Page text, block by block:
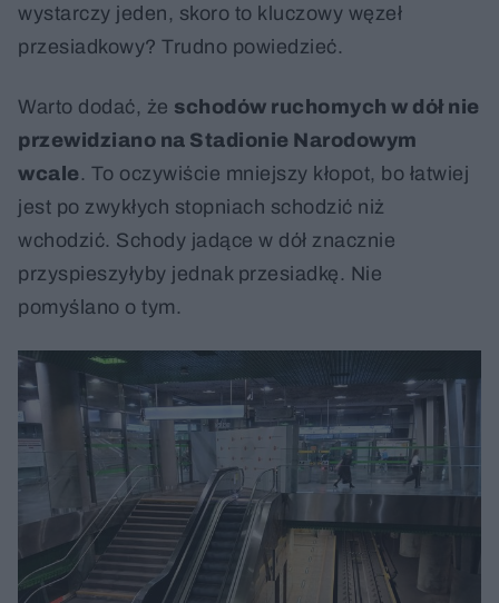
wystarczy jeden, skoro to kluczowy węzeł
przesiadkowy? Trudno powiedzieć.
Warto dodać, że schodów ruchomych w dół nie
przewidziano na Stadionie Narodowym
wcale . To oczywiście mniejszy kłopot, bo łatwiej
jest po zwykłych stopniach schodzić niż
wchodzić. Schody jadące w dół znacznie
przyspieszyłyby jednak przesiadkę. Nie
pomyślano o tym.